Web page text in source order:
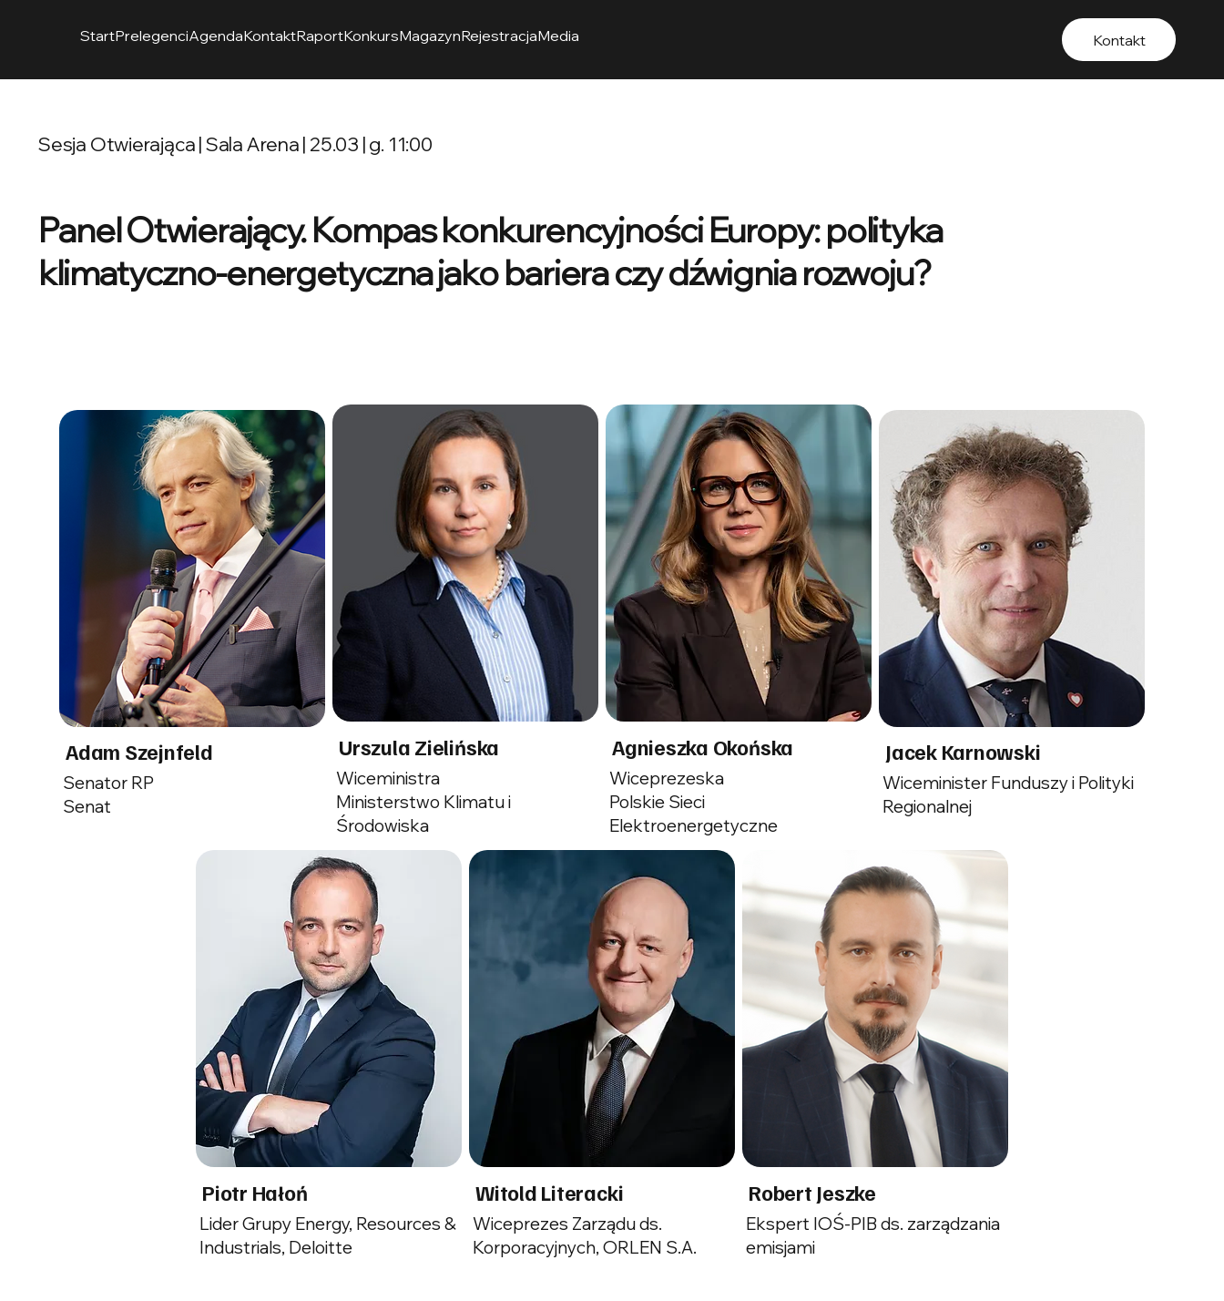
StartPrelegenciAgendaKontaktRaportKonkursMagazynRejestracjaMedia Kontakt
Sesja Otwierająca | Sala Arena | 25.03 | g. 11:00
Panel Otwierający. Kompas konkurencyjności Europy: polityka
klimatyczno-energetyczna jako bariera czy dźwignia rozwoju?
Adam Szejnfeld
Senator RP
Senat
Urszula Zielińska
Wiceministra
Ministerstwo Klimatu i
Środowiska
Agnieszka Okońska
Wiceprezeska
Polskie Sieci
Elektroenergetyczne
Jacek Karnowski
Wiceminister Funduszy i Polityki
Regionalnej
Piotr Hałoń
Lider Grupy Energy, Resources &
Industrials, Deloitte
Witold Literacki
Wiceprezes Zarządu ds.
Korporacyjnych, ORLEN S.A.
Robert Jeszke
Ekspert IOŚ-PIB ds. zarządzania
emisjami